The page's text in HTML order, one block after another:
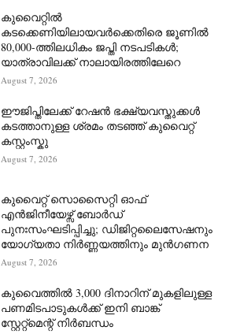
കുവൈറ്റിൽ
കടക്കെണിയിലായവർക്കെതിരെ ജൂണിൽ
80,000-ത്തിലധികം ജപ്തി നടപടികൾ;
യാത്രാവിലക്ക് നാലായിരത്തിലേറെ
August 7, 2026
ഈജിപ്തിലേക്ക് റേഷൻ ഭക്ഷ്യവസ്തുക്കൾ
കടത്താനുള്ള ശ്രമം തടഞ്ഞ് കുവൈറ്റ്
കസ്റ്റംസ്കു
August 7, 2026
കുവൈറ്റ് സൊസൈറ്റി ഓഫ്
എൻജിനീയേഴ്സ് ബോർഡ്
പുനഃസംഘടിപ്പിച്ചു; ഡിജിറ്റലൈസേഷനും
യോഗ്യതാ നിർണ്ണയത്തിനും മുൻഗണന
August 7, 2026
കുവൈത്തിൽ 3,000 ദിനാറിന് മുകളിലുള്ള
പണമിടപാടുകൾക്ക് ഇനി ബാങ്ക്
സ്റ്റേറ്റ്‌മെന്റ് നിർബന്ധം